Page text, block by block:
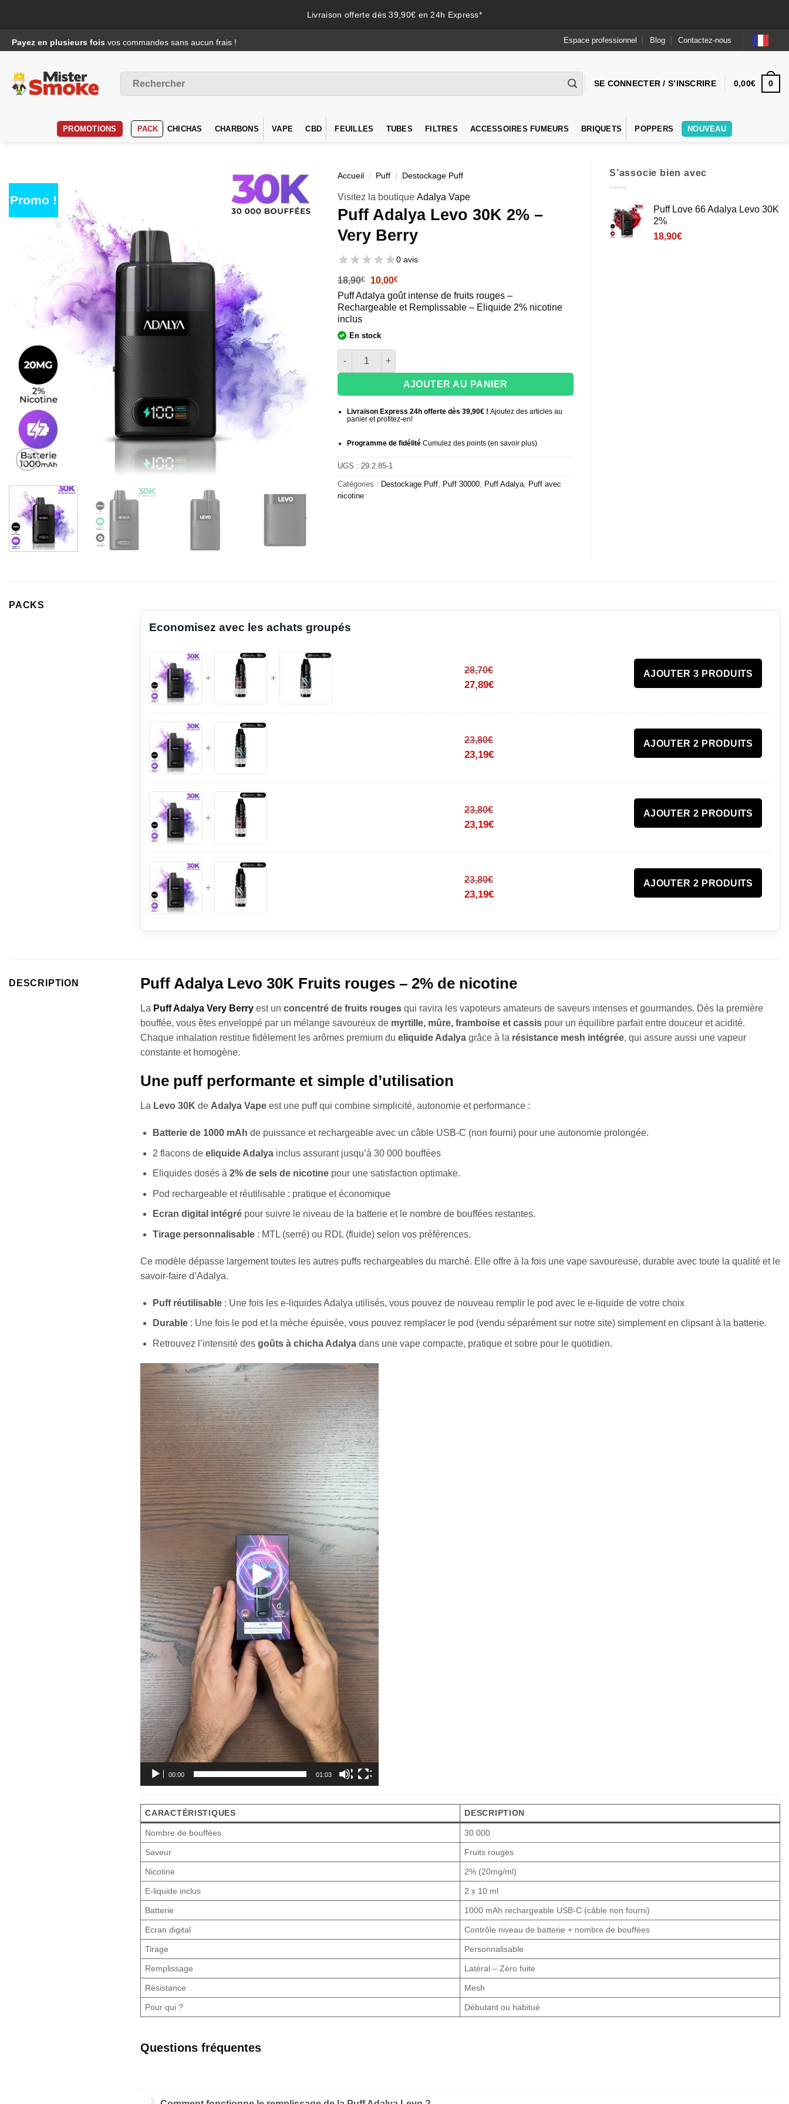
Livraison offerte dès 39,90€ en 24h Express*
au
Payez en plusieurs fois vos commandes sans aucun frais ! Espace professionnel Blog Contactez-nous
pour :
SE CONNECTER / S’INSCRIRE 0,00€ 0
PROMOTIONS PACK CHICHAS CHARBONS VAPE CBD FEUILLES TUBES FILTRES ACCESSOIRES FUMEURS BRIQUETS POPPERS NOUVEAU
Promo !
Accueil / Puff / Destockage Puff
Visitez la boutique Adalya Vape
Puff Adalya Levo 30K 2% –
Very Berry
0 avis
18,90€
Le
initial
était :
10,00€Le
prix
actuel
est :
Puff Adalya goût intense de fruits rouges –
Rechargeable et Remplissable – Eliquide 2% nicotine
inclus
En stock
quantité de Puff Adalya Levo 30K 2% – Very Berry
AJOUTER AU PANIER
Livraison Express 24h offerte dès 39,90€ ! Ajoutez des articles au
panier et profitez-en!
Programme de fidélitéCumulez des points (en savoir plus)
UGS : 29.2.85-1
Catégories : Destockage Puff Puff 30000 Puff Adalya Puff avec
nicotine
S’associe bien avec
Puff Love 66 Adalya Levo 30K
2%
18,90€
PACKS
Economisez avec les achats groupés
+ +
28,70€
27,89€
AJOUTER 3 PRODUITS
+
23,80€
23,19€
AJOUTER 2 PRODUITS
+
23,80€
23,19€
AJOUTER 2 PRODUITS
+
23,80€
23,19€
AJOUTER 2 PRODUITS
DESCRIPTION Puff Adalya Levo 30K Fruits rouges – 2% de nicotine
La Puff Adalya Very Berry est un concentré de fruits rouges qui ravira les vapoteurs amateurs de saveurs intenses et gourmandes. Dès la première
bouffée, vous êtes enveloppé par un mélange savoureux de myrtille, mûre, framboise et cassis pour un équilibre parfait entre douceur et acidité.
Chaque inhalation restitue fidèlement les arômes premium du eliquide Adalya grâce à la résistance mesh intégrée, qui assure aussi une vapeur
constante et homogène.
Une puff performante et simple d’utilisation
La Levo 30K de Adalya Vape est une puff qui combine simplicité, autonomie et performance :
Batterie de 1000 mAh de puissance et rechargeable avec un câble USB-C (non fourni) pour une autonomie prolongée.
2 flacons de eliquide Adalyainclus assurant jusqu’à 30 000 bouffées
Eliquides dosés à 2% de sels de nicotinepour une satisfaction optimake.
Pod rechargeable et réutilisable : pratique et économique
Ecran digital intégrépour suivre le niveau de la batterie et le nombre de bouffées restantes.
Tirage personnalisable: MTL (serré) ou RDL (fluide) selon vos préférences.
Ce modèle dépasse largement toutes les autres puffs rechargeables du marché. Elle offre à la fois une vape savoureuse, durable avec toute la qualité et le
savoir-faire d’Adalya.
Puff réutilisable: Une fois les e-liquides Adalya utilisés, vous pouvez de nouveau remplir le pod avec le e-liquide de votre choix
Durable: Une fois le pod et la mèche épuisée, vous pouvez remplacer le pod (vendu séparément sur notre site) simplement en clipsant à la batterie.
Retrouvez l’intensité des goûts à chicha Adalyadans une vape compacte, pratique et sobre pour le quotidien.
Lecteur
vidéo
00:00 01:03
CARACTÉRISTIQUES DESCRIPTION
Nombre de bouffées 30 000
Saveur Fruits rouges
Nicotine 2% (20mg/ml)
E-liquide inclus 2 x 10 ml
Batterie 1000 mAh rechargeable USB-C (câble non fourni)
Ecran digital Contrôle niveau de batterie + nombre de bouffées
Tirage Personnalisable
Remplissage Latéral – Zéro fuite
Résistance Mesh
Pour qui ? Débutant ou habitué
Questions fréquentes